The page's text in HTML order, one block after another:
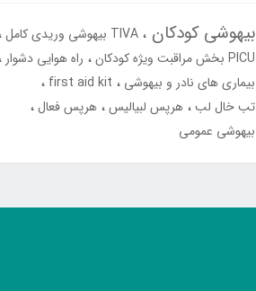
بیهوشی کودکان TIVA بیهوشی وریدی کامل
PICU بخش مراقبت ویژه کودکان
راه هوایی دشوار
بیماری های نادر و بیهوشی first aid kit
تب خال لب هرپس لبیالیس هرپس فعال
بیهوشی عمومی